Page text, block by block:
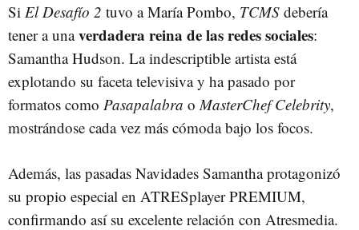
Si El Desafío 2 tuvo a María Pombo, TCMS debería
tener a unaverdadera reina de las redes sociales:
Samantha Hudson. La indescriptible artista está
explotando su faceta televisiva y ha pasado por
formatos como Pasapalabra o MasterChef Celebrity,
mostrándose cada vez más cómoda bajo los focos.
Además, las pasadas Navidades Samantha protagonizó
su propio especial en ATRESplayer PREMIUM,
confirmando así su excelente relación con Atresmedia.